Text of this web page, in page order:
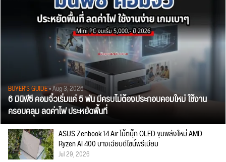
BUYER'S GUIDE• Aug 3, 2026
6 มินิพีซี คอมจิ๋วเริ่มแค่ 5 พัน มีครบไม่ต้องประกอบคอมใหม่ ใช้งาน
ครอบคลุม ลดค่าไฟ ประหยัดพื้นที่
ASUS Zenbook 14 Air โน้ตบุ๊ก OLED ขุมพลังใหม่ AMD
Ryzen AI 400 บางเฉียบดีไซน์พรีเมียม
Jul 29, 2026